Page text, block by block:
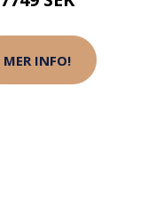
MER INFO!